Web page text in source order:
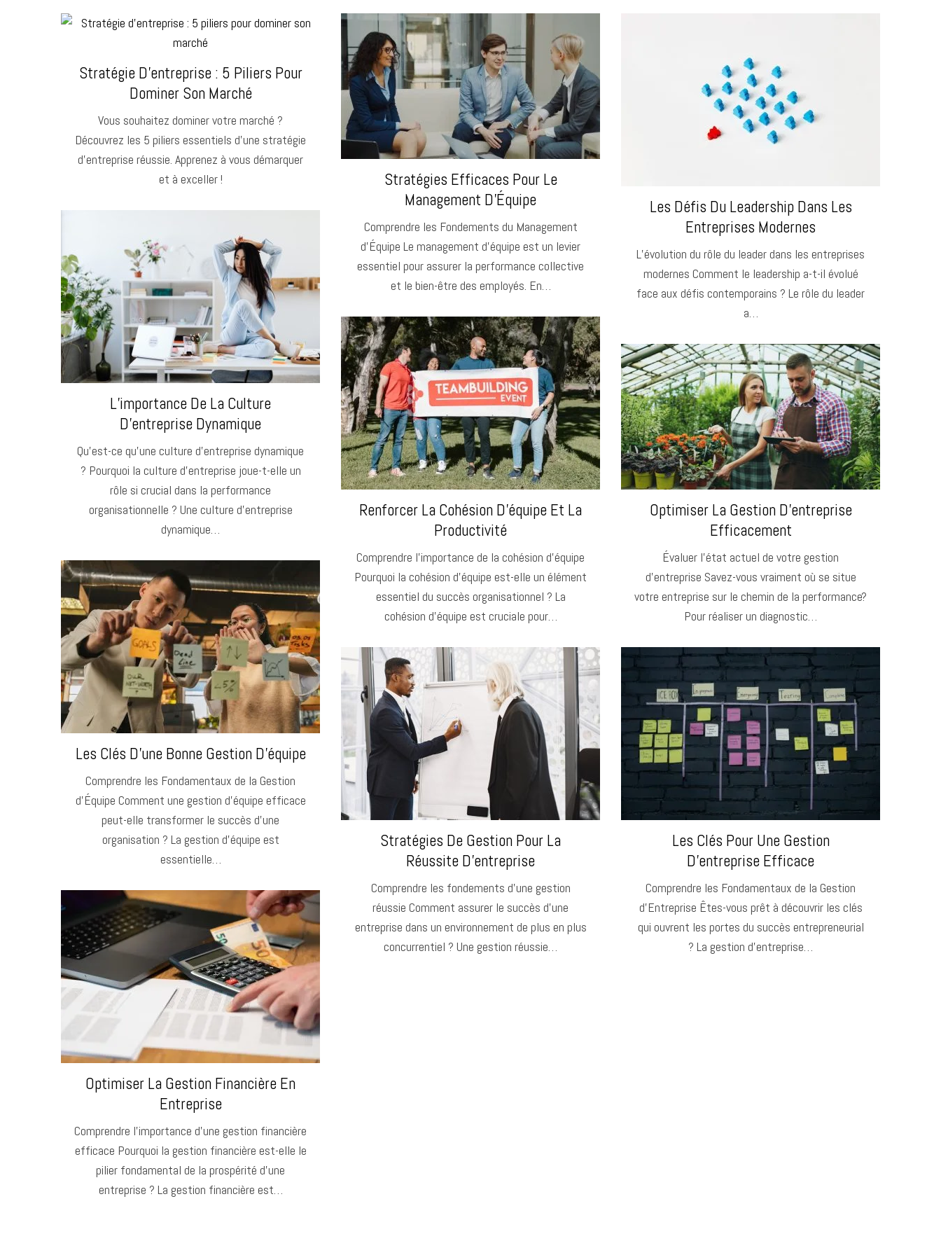
Stratégie D’entreprise : 5 Piliers Pour
Dominer Son Marché
Vous souhaitez dominer votre marché ?
Découvrez les 5 piliers essentiels d’une stratégie
d’entreprise réussie. Apprenez à vous démarquer
et à exceller !
Stratégies Efficaces Pour Le
Management D’Équipe
Comprendre les Fondements du Management
d’Équipe Le management d’équipe est un levier
essentiel pour assurer la performance collective
et le bien-être des employés. En…
Les Défis Du Leadership Dans Les
Entreprises Modernes
L’évolution du rôle du leader dans les entreprises
modernes Comment le leadership a-t-il évolué
face aux défis contemporains ? Le rôle du leader
a…
L’importance De La Culture
D’entreprise Dynamique
Qu’est-ce qu’une culture d’entreprise dynamique
? Pourquoi la culture d’entreprise joue-t-elle un
rôle si crucial dans la performance
organisationnelle ? Une culture d’entreprise
dynamique…
Renforcer La Cohésion D’équipe Et La
Productivité
Comprendre l’importance de la cohésion d’équipe
Pourquoi la cohésion d’équipe est-elle un élément
essentiel du succès organisationnel ? La
cohésion d’équipe est cruciale pour…
Optimiser La Gestion D’entreprise
Efficacement
Évaluer l’état actuel de votre gestion
d’entreprise Savez-vous vraiment où se situe
votre entreprise sur le chemin de la performance?
Pour réaliser un diagnostic…
Les Clés D’une Bonne Gestion D’équipe
Comprendre les Fondamentaux de la Gestion
d’Équipe Comment une gestion d’équipe efficace
peut-elle transformer le succès d’une
organisation ? La gestion d’équipe est
essentielle…
Stratégies De Gestion Pour La
Réussite D’entreprise
Comprendre les fondements d’une gestion
réussie Comment assurer le succès d’une
entreprise dans un environnement de plus en plus
concurrentiel ? Une gestion réussie…
Les Clés Pour Une Gestion
D’entreprise Efficace
Comprendre les Fondamentaux de la Gestion
d’Entreprise Êtes-vous prêt à découvrir les clés
qui ouvrent les portes du succès entrepreneurial
? La gestion d’entreprise…
Optimiser La Gestion Financière En
Entreprise
Comprendre l’importance d’une gestion financière
efficace Pourquoi la gestion financière est-elle le
pilier fondamental de la prospérité d’une
entreprise ? La gestion financière est…
S
e
a
r
: